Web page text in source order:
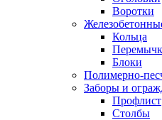
Воротки
Кольца
Блоки
Полимерно-
Заборы и
Профлист
Столбы